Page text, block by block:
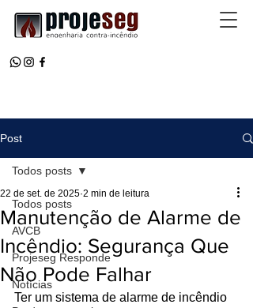
Post
Todos posts
AVCB
Projeseg Responde
Notícias
Todos posts
Manutenção de Alarme de
Incêndio: Segurança Que
Não Pode Falhar
22 de set. de 2025 2 min de leitura
Ter um sistema de alarme de incêndio